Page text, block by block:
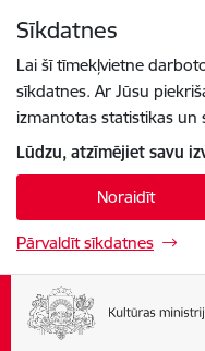
Sīkdatnes
Lai šī tīmekļvietne
sīkdatnes. Ar Jūsu
izmantotas statistikas un
Lūdzu, atzīmējiet savu
Noraidīt
Pārvaldīt sīkdatnes